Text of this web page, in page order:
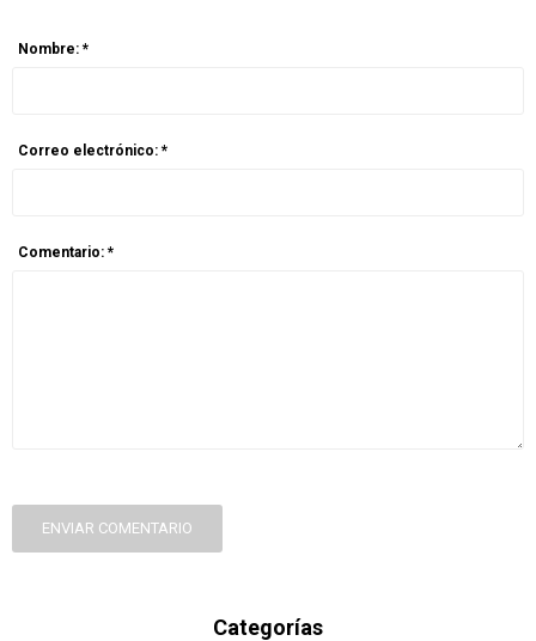
Nombre: *
Correo electrónico: *
Comentario: *
ENVIAR COMENTARIO
Categorías